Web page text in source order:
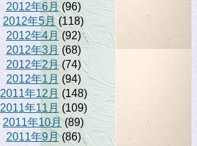
2012年6月(96)
2012年5月(118)
2012年4月 (92)
2012年3月(68)
2012年2月(74)
2012年1月 (94)
2011年12月 (148)
2011年11月(109)
2011年10月(89)
2011年9月(86)